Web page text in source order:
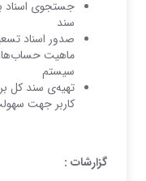
جستجوی اسناد
سند
صدور اسناد
ماهیت حساب‌ها،
سیستم
تهیه‌ی سند کل
کاربر جهت
گزارشات :